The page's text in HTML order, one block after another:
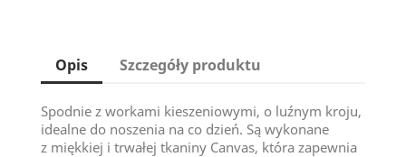
Opis Szczegóły produktu
Spodnie z workami kieszeniowymi, o luźnym kroju,
idealne do noszenia na co dzień. Są wykonane
z miękkiej i trwałej tkaniny Canvas, która zapewnia